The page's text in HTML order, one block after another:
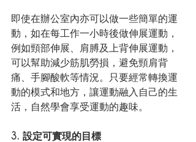
即使在辦公室內亦可以做一些簡單的運
動，如在每工作一小時後做伸展運動，
例如頸部伸展、肩膊及上背伸展運動，
可以幫助減少筋肌勞損，避免頸肩背
痛、手腳酸軟等情況。只要經常轉換運
動的模式和地方，讓運動融入自己的生
活，自然學會享受運動的趣味。
3. 設定可實現的目標